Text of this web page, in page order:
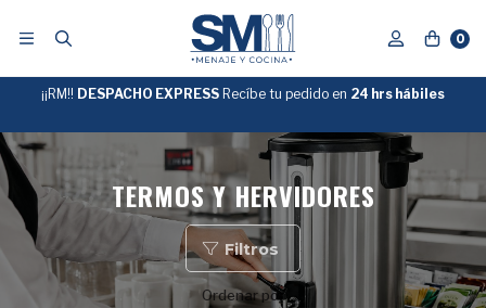
0
GRATIS
SOBRE
¡¡RM!! DESPACHO EXPRESS Recíbe tu pedido en 24 hrs hábiles
TERMOS Y HERVIDORES
Filtros
Ordenar por